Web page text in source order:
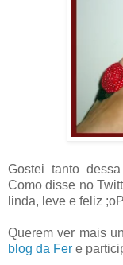
Gostei tanto
Como disse no
linda, leve e feliz
Querem ver mais
blog da Fer e